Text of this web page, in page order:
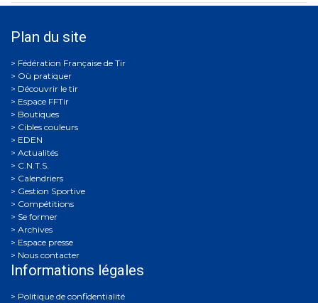
Plan du site
Où pratiquer
Découvrir le tir
Espace FFTir
Boutiques
Cibles couleurs
EDEN
Actualités
C.N.T.S.
Calendriers
Gestion Sportive
Compétitions
Se former
Archives
Espace presse
Nous contacter
Informations légales
Politique de confidentialité